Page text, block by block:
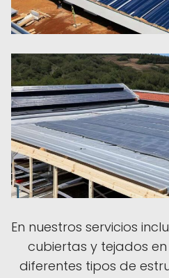
En nuestros servicios
cubiertas y tejados
diferentes tipos de